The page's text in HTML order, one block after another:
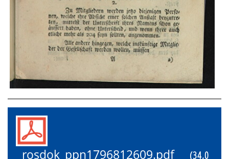
rosdok_ppn1796812609.pdf
(34,0